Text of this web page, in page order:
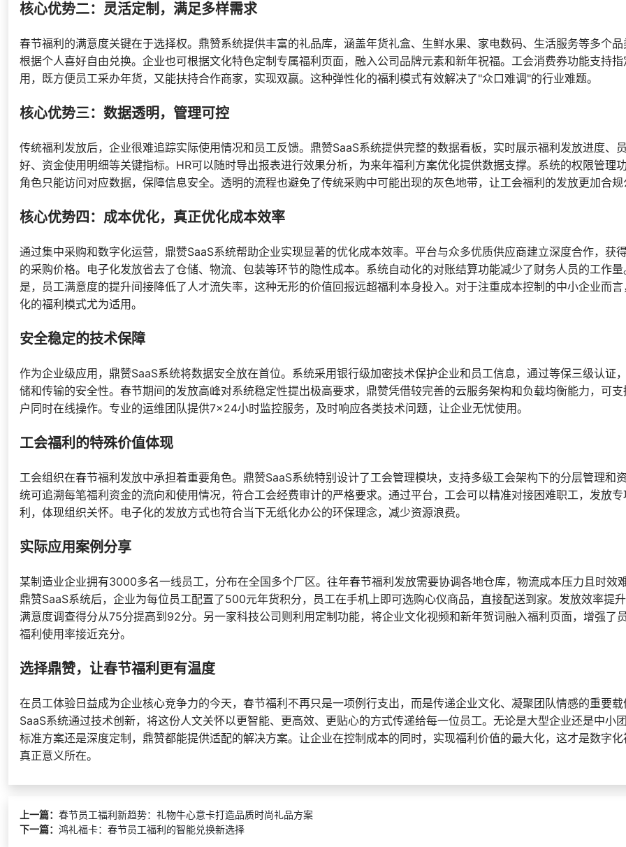
核心优势二：灵活定制，满足多样需求
春节福利的满意度关键在于选择权。鼎赞系统提供丰富的礼品库，涵盖年货礼盒、生鲜水果、家电数码、生活服务等多个
根据个人喜好自由兑换。企业也可根据文化特色定制专属福利页面，融入公司品牌元素和新年祝福。工会消费券功能支持
用，既方便员工采办年货，又能扶持合作商家，实现双赢。这种弹性化的福利模式有效解决了"众口难调"的行业难题。
核心优势三：数据透明，管理可控
传统福利发放后，企业很难追踪实际使用情况和员工反馈。鼎赞SaaS系统提供完整的数据看板，实时展示福利发放进度、
好、资金使用明细等关键指标。HR可以随时导出报表进行效果分析，为来年福利方案优化提供数据支撑。系统的权限管理
角色只能访问对应数据，保障信息安全。透明的流程也避免了传统采购中可能出现的灰色地带，让工会福利的发放更加合规
核心优势四：成本优化，真正优化成本效率
通过集中采购和数字化运营，鼎赞SaaS系统帮助企业实现显著的优化成本效率。平台与众多优质供应商建立深度合作，获
的采购价格。电子化发放省去了仓储、物流、包装等环节的隐性成本。系统自动化的对账结算功能减少了财务人员的工作
是，员工满意度的提升间接降低了人才流失率，这种无形的价值回报远超福利本身投入。对于注重成本控制的中小企业而
化的福利模式尤为适用。
安全稳定的技术保障
作为企业级应用，鼎赞SaaS系统将数据安全放在首位。系统采用银行级加密技术保护企业和员工信息，通过等保三级认证
储和传输的安全性。春节期间的发放高峰对系统稳定性提出极高要求，鼎赞凭借较完善的云服务架构和负载均衡能力，可支
户同时在线操作。专业的运维团队提供7×24小时监控服务，及时响应各类技术问题，让企业无忧使用。
工会福利的特殊价值体现
工会组织在春节福利发放中承担着重要角色。鼎赞SaaS系统特别设计了工会管理模块，支持多级工会架构下的分层管理和
统可追溯每笔福利资金的流向和使用情况，符合工会经费审计的严格要求。通过平台，工会可以精准对接困难职工，发放专
利，体现组织关怀。电子化的发放方式也符合当下无纸化办公的环保理念，减少资源浪费。
实际应用案例分享
某制造业企业拥有3000多名一线员工，分布在全国多个厂区。往年春节福利发放需要协调各地仓库，物流成本压力且时效
鼎赞SaaS系统后，企业为每位员工配置了500元年货积分，员工在手机上即可选购心仪商品，直接配送到家。发放效率提
满意度调查得分从75分提高到92分。另一家科技公司则利用定制功能，将企业文化视频和新年贺词融入福利页面，增强了员
福利使用率接近充分。
选择鼎赞，让春节福利更有温度
在员工体验日益成为企业核心竞争力的今天，春节福利不再只是一项例行支出，而是传递企业文化、凝聚团队情感的重要
SaaS系统通过技术创新，将这份人文关怀以更智能、更高效、更贴心的方式传递给每一位员工。无论是大型企业还是中小
标准方案还是深度定制，鼎赞都能提供适配的解决方案。让企业在控制成本的同时，实现福利价值的最大化，这才是数字
真正意义所在。
上一篇： 春节员工福利新趋势：礼物牛心意卡打造品质时尚礼品方案
下一篇： 鸿礼福卡：春节员工福利的智能兑换新选择